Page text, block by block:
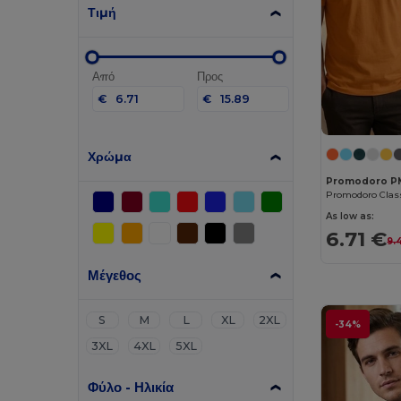
Τιμή
Από
€
Προς
€
Χρώμα
Μέγεθος
S M L XL
2XL
3XL
4XL 5XL
Φύλο - Ηλικία
Promodoro
As low as:
6.71 €
-34%